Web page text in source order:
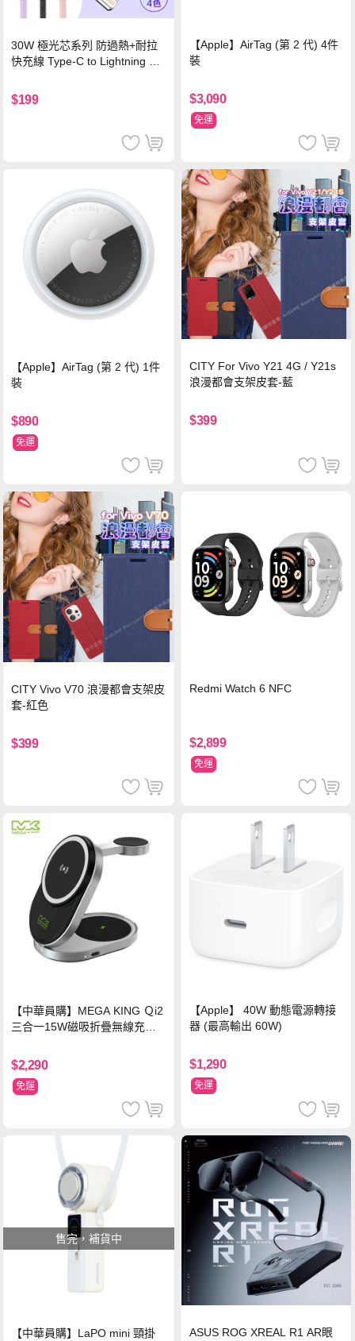
30W 極光芯系列 防過熱+耐拉
快充線 Type-C to Lightning 傳
$199
【Apple】AirTag (第 2 代) 4件
裝
$3,090
免運
【Apple】AirTag (第 2 代) 1件
裝
$890
免運
CITY For Vivo Y21 4G / Y21s
浪漫都會支架皮套-藍
$399
CITY Vivo V70 浪漫都會支架皮
套-紅色
$399
Redmi Watch 6 NFC
$2,899
免運
【中華員購】MEGA KING Ｑi2
三合一15W磁吸折疊無線充電
$2,290
免運
【Apple】 40W 動態電源轉接
器 (最高輸出 60W)
$1,290
免運
售完，補貨中
【中華員購】LaPO mini 頸掛
ASUS ROG XREAL R1 AR眼